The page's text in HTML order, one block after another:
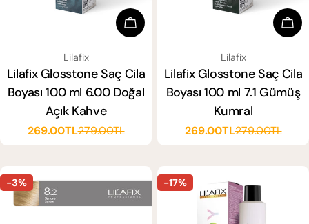
Sepete Ekle
SATICI:
Lilafix
Lilafix Glosstone Saç Cila
Boyası 100 ml 6.00 Doğal
Açık Kahve
Satış
269.00TLNormal
279.00TL
SATICI:
Lilafix
Lilafix Glosstone Saç Cila
Boyası 100 ml 7.1 Gümüş
Kumral
Satış
269.00TLNormal
279.00TL
-3% -17%